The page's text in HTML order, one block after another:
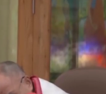
Terakhir yang dicari